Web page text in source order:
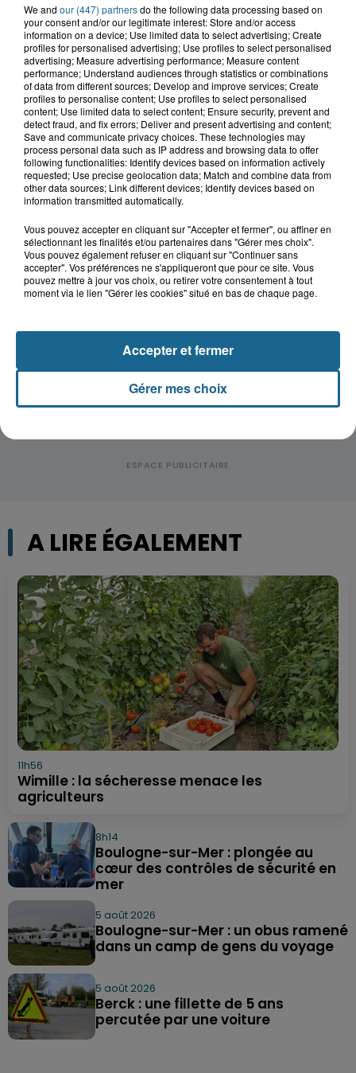
Saint-Omer : un enfant gravement brûlé
après l'explosion d'un jouet...
Hazebrouck : victime d'un accident,
Lucas s'en est allé brutalement...
la-Grande : Michael, 41 ans...
Accident à Grand-Fort-Philippe : le
A LIRE ÉGALEMENT
11h56
Wimille : la sécheresse menace les
agriculteurs
8h14
Boulogne-sur-Mer : plongée au
cœur des contrôles de sécurité en
mer
5 août 2026
Boulogne-sur-Mer : un obus ramené
dans un camp de gens du voyage
5 août 2026
Berck : une fillette de 5 ans
percutée par une voiture
We and our (447) partnersdo the following data processing based on
your consent and/or our legitimate interest: Store and/or access
information on a device; Use limited data to select advertising; Create
profiles for personalised advertising; Use profiles to select personalised
advertising; Measure advertising performance; Measure content
performance; Understand audiences through statistics or combinations
of data from different sources; Develop and improve services; Create
profiles to personalise content; Use profiles to select personalised
content; Use limited data to select content; Ensure security, prevent and
detect fraud, and fix errors; Deliver and present advertising and content;
Save and communicate privacy choices. These technologies may
process personal data such as IP address and browsing data to offer
following functionalities: Identify devices based on information actively
requested; Use precise geolocation data; Match and combine data from
other data sources; Link different devices; Identify devices based on
information transmitted automatically.
Vous pouvez accepter en cliquant sur "Accepter et fermer", ou affiner en
sélectionnant les finalités et/ou partenaires dans "Gérer mes choix".
Vous pouvez également refuser en cliquant sur "Continuer sans
accepter". Vos préférences ne s'appliqueront que pour ce site. Vous
pouvez mettre à jour vos choix, ou retirer votre consentement à tout
moment via le lien "Gérer les cookies" situé en bas de chaque page.
Gérer mes choix
Accepter et fermer